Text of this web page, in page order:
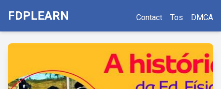
FDPLEARN Contact Tos DMCA